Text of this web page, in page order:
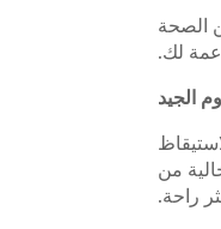
الصحة
لك.
الجيد
والاستيقاظ
من
راحة.